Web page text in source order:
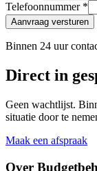
Telefoonnummer *
Aanvraag versturen
Binnen 24 uur
Direct in
Geen wachtlijst.
situatie door te
Maak een afspraak
Over